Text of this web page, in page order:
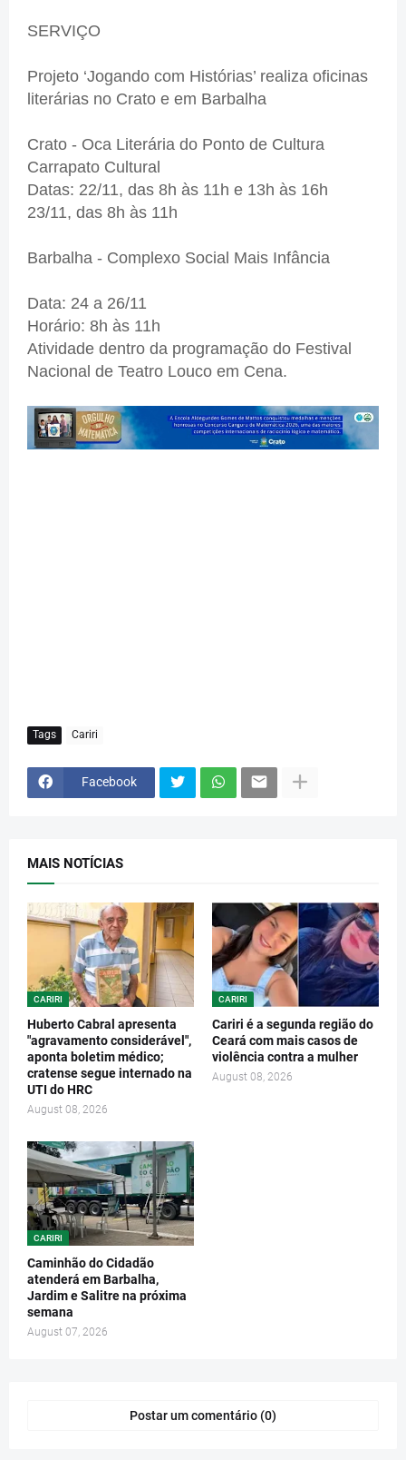
SERVIÇO
Projeto ‘Jogando com Histórias’ realiza oficinas
literárias no Crato e em Barbalha
Crato - Oca Literária do Ponto de Cultura
Carrapato Cultural
Datas: 22/11, das 8h às 11h e 13h às 16h
23/11, das 8h às 11h
Barbalha - Complexo Social Mais Infância
Data: 24 a 26/11
Horário: 8h às 11h
Atividade dentro da programação do Festival
Nacional de Teatro Louco em Cena.
Tags Cariri
Facebook
MAIS NOTÍCIAS
CARIRI
Huberto Cabral apresenta
"agravamento considerável",
aponta boletim médico;
cratense segue internado na
UTI do HRC
August 08, 2026
CARIRI
Cariri é a segunda região do
Ceará com mais casos de
violência contra a mulher
August 08, 2026
CARIRI
Caminhão do Cidadão
atenderá em Barbalha,
Jardim e Salitre na próxima
semana
August 07, 2026
Postar um comentário (0)